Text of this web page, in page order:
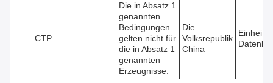
CTP
Die in Absatz 1
genannten
Bedingungen
gelten nicht für
die in Absatz 1
genannten
Erzeugnisse.
Die
Volksrepublik
China